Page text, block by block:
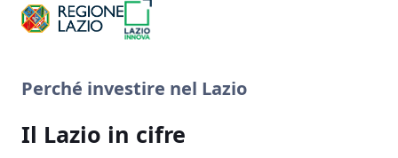
Perché investire nel Lazio
Il Lazio in cifre